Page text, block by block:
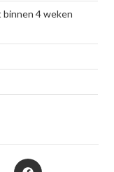
4 weken
Opent